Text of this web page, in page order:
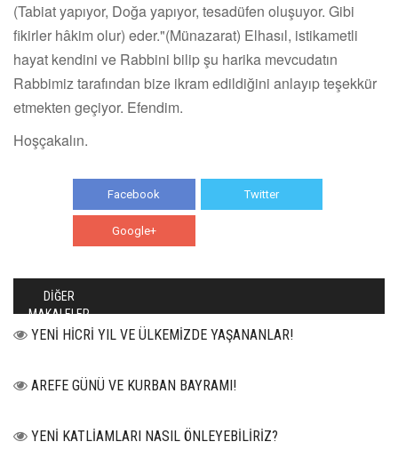
(Tabiat yapıyor, Doğa yapıyor, tesadüfen oluşuyor. Gibi
fikirler hâkim olur) eder."(Münazarat) Elhasıl, istikametli
hayat kendini ve Rabbini bilip şu harika mevcudatın
Rabbimiz tarafından bize ikram edildiğini anlayıp teşekkür
etmekten geçiyor. Efendim.
Hoşçakalın.
Facebook Twitter
Google+
DİĞER
MAKALELER
YENİ HİCRİ YIL VE ÜLKEMİZDE YAŞANANLAR!
AREFE GÜNÜ VE KURBAN BAYRAMI!
YENİ KATLİAMLARI NASIL ÖNLEYEBİLİRİZ?